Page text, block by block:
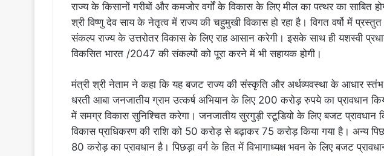
राज्य के किसानों गरीबों और कमजोर वर्गों के विकास के लिए मील का पत्थर का साबित
श्री विष्णु देव साय के नेतृत्व में राज्य की चहुमुखी विकास हो रहा है। विगत वर्षो में
संकल्प राज्य के उत्तरोतर विकास के लिए राह आसान करेगी। इसके साथ ही यशस्वी
विकसित भारत /2047 की संकल्पों को पूरा करने में भी सहायक होगी।
मंत्री श्री नेताम ने कहा कि यह बजट राज्य की संस्कृति और अर्थव्यवस्था के आधार
धरती आबा जनजातीय ग्राम उत्कर्ष अभियान के लिए 200 करोड़ रुपये का प्रावधान
में समग्र विकास सुनिश्चित करेगा। जनजातीय सुरगुड़ी स्टूडियो के लिए बजट प्रावधान
विकास प्राधिकरण की राशि को 50 करोड़ से बढ़ाकर 75 करोड़ किया गया है। अन्य
80 करोड़ का प्रावधान है। पिछड़ा वर्ग के हित में विभागाध्यक्ष भवन के लिए बजट